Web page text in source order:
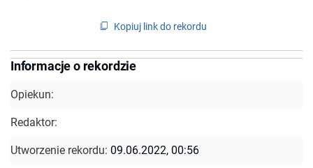
Kopiuj link do rekordu
Informacje o rekordzie
Opiekun:
Redaktor:
Utworzenie rekordu: 09.06.2022, 00:56